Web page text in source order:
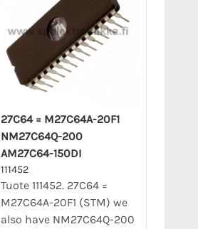
27C64 = M27C64A-20F1
NM27C64Q-200
AM27C64-150DI
111452
Tuote 111452. 27C64 =
M27C64A-20F1 (STM) we
also have NM27C64Q-200